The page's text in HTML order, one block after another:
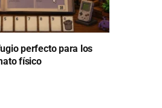
perfecto para los
físico